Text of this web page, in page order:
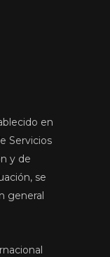
en
Servicios
y de
se
general